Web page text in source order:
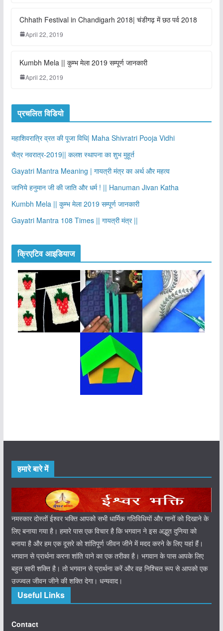
Chhath Festival in Chandigarh 2018| चंडीगढ़ में छठ पर्व 2018
April 22, 2019
Kumbh Mela || कुम्भ मेला 2019 सम्पूर्ण जानकारी
April 22, 2019
प्रचलित विडियो
महाशिवरात्रि व्रत की पूजा विधि| Maha Shivratri Pooja Vidhi
चैत्र नवरात्र-2019|| कलश स्थापना का शुभ मुहूर्त
Gayatri Mantra Meaning | गायत्री मंत्र का अर्थ और महत्व
जानिये हनुमान जी की जाति और धर्म ! || Hanuman Jivan Katha
Kumbh Mela || कुम्भ मेला 2019 सम्पूर्ण जानकारी
Gayatri Mantra 108 Times || गायत्री मंत्र ||
क्रिएटिव आइडियाज
हमारे बारे में
नमस्कार दोस्तों ईश्वर भक्ति आपको सभी धार्मिक गतिविधियों और गानों को दिखाने के
लिए बनाया गया है। हमारे पास एक विचार है कि भगवान ने इस अद्भुत दुनिया को
बनाया है और हम एक दूसरे को शांतिपूर्ण जीवन जीने में मदद करने के लिए यहां हैं।
भगवान से प्रार्थना करना शांति पाने का एक तरीका है। भगवान के पास आपके लिए
बहुत सारी शक्ति है। तो भगवान से प्रार्थना करें और वह निश्चित रूप से आपको एक
उज्ज्वल जीवन जीने की शक्ति देगा। धन्यवाद।
Useful Links
Contact